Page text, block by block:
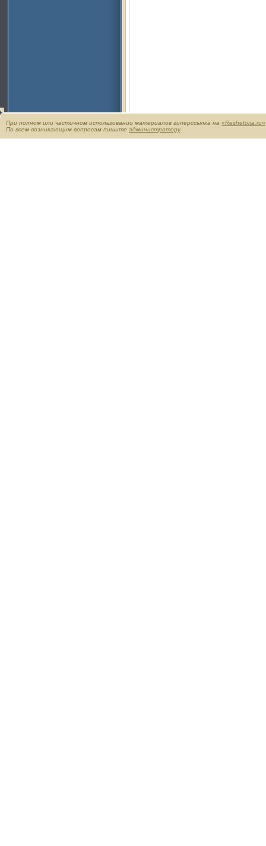
При полном или частичном использовании материалов гиперссылка на «Reshetoria.ru»
По всем возникающим вопросам пишите администратору.